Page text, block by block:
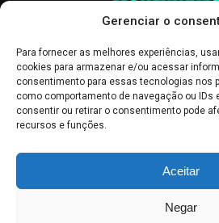
Gerenciar o
Para fornecer as melhores experiências,
cookies para armazenar e/ou acessar
consentimento para essas tecnologias nos
como comportamento de navegação ou IDs
consentir ou retirar o consentimento pode
recursos e funções.
Aceitar
Negar
informativo, servindo como boletins de
interpretadas como recomendações
Bolsa de